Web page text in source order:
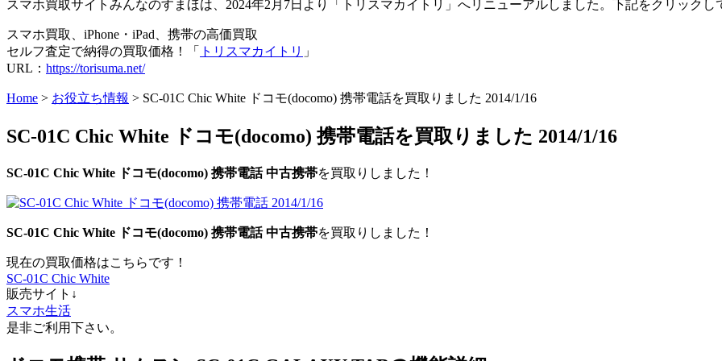
スマホ買取サイトみんなのすまほは、2024年2月7日より「トリスマカイトリ」へリニューアルしました。下記をクリックし
スマホ買取、iPhone・iPad、携帯の高価買取
セルフ査定で納得の買取価格！「
トリスマカイトリ 」
URL： https://torisuma.net/
Home > お役立ち情報 > SC-01C Chic White ドコモ(docomo) 携帯電話を買取りました 2014/1/16
SC-01C Chic White ドコモ(docomo) 携帯電話を買取りました 2014/1/16
SC-01C Chic White ドコモ(docomo) 携帯電話中古携帯を買取りしました！
SC-01C Chic White ドコモ(docomo) 携帯電話中古携帯を買取りしました！
現在の買取価格はこちらです！
SC-01C Chic White
販売サイト↓
スマホ生活
是非ご利用下さい。